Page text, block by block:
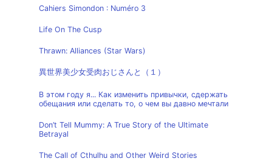
Cahiers Simondon : Numéro 3
Life On The Cusp
Thrawn: Alliances (Star Wars)
異世界美少女受肉おじさんと（１）
В этом году я... Как изменить привычки, сдержать
обещания или сделать то, о чем вы давно мечтали
Don’t Tell Mummy: A True Story of the Ultimate
Betrayal
The Call of Cthulhu and Other Weird Stories